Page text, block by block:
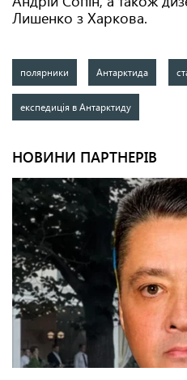
Лишенко з Харкова.
полярники Антарктида
експедиція в Антарктиду